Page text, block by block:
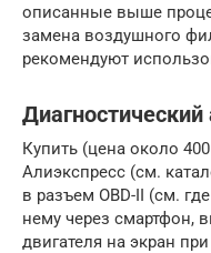
описанные выше
замена воздушного
рекомендуют
Купить (цена около
Алиэкспресс (см.
в разъем OBD-II (см.
нему через смартфон,
двигателя на экран